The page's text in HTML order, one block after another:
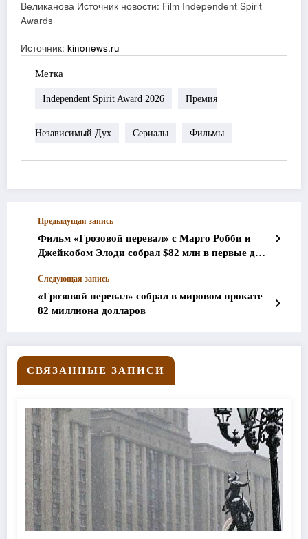
Великанова Источник новости: Film Independent Spirit
Awards
Источник: kinonews.ru
Метка
Independent Spirit Award 2026 Премия
Независимый Дух Сериалы Фильмы
Предыдущая запись
Фильм «Грозовой перевал» с Марго Робби и
Джейкобом Элоди собрал $82 млн в первые дни
Следующая запись
«Грозовой перевал» собрал в мировом прокате
82 миллиона долларов
СВЯЗАННЫЕ ЗАПИСИ